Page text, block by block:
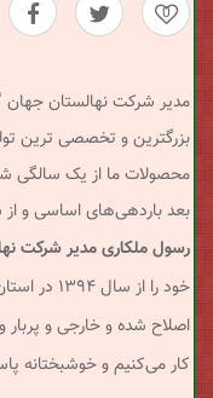
0
مدیر شرکت نهالستان جهان
بزرگترین و تخصصی ترین
محصولات ما از یک سالگی
بعد باردهی‌های اساسی و
رسول ملکاری مدیر شرکت
خود را از
اصلاح شده و خارجی و
کار می‌کنیم و خوشبختانه